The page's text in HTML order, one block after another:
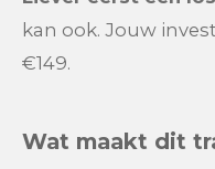
kan ook. Jouw
€149.
Wat maakt dit